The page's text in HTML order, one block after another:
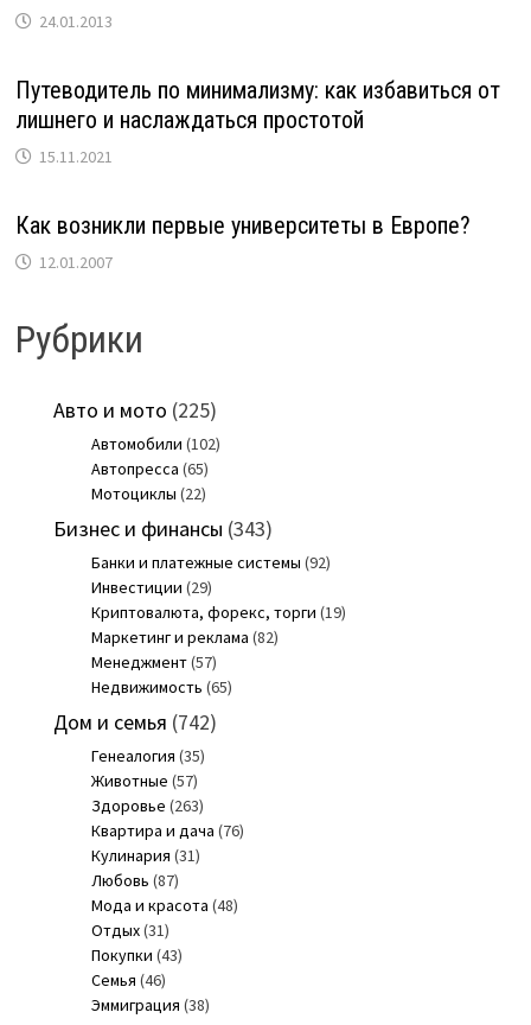
24.01.2013
Путеводитель по минимализму: как избавиться от
лишнего и наслаждаться простотой
15.11.2021
Как возникли первые университеты в Европе?
12.01.2007
Рубрики
Авто и мото (225)
Автомобили (102)
Автопресса (65)
Мотоциклы (22)
Бизнес и финансы (343)
Банки и платежные системы (92)
Инвестиции (29)
Криптовалюта, форекс, торги (19)
Маркетинг и реклама (82)
Менеджмент(57)
Недвижимость (65)
Дом и семья (742)
Генеалогия (35)
Животные (57)
Здоровье (263)
Квартира и дача (76)
Кулинария (31)
Любовь (87)
Мода и красота (48)
Отдых(31)
Покупки (43)
Семья (46)
Эммиграция (38)